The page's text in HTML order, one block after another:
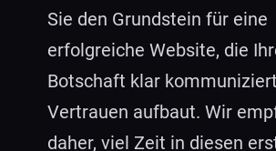
Sie den Grundstein für eine
erfolgreiche Website, die
Botschaft klar
Vertrauen aufbaut. Wir
daher, viel Zeit in diesen